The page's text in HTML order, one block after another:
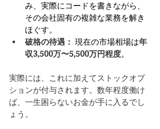
み、実際にコードを書きながら、
その会社固有の複雑な業務を解き
ほぐす。
破格の待遇： 現在の市場相場は年
収3,500万〜5,500万円程度。
実際には、これに加えてストックオプ
ションが付与されます。数年程度働け
ば、一生困らないお金が手に入るでし
ょう。